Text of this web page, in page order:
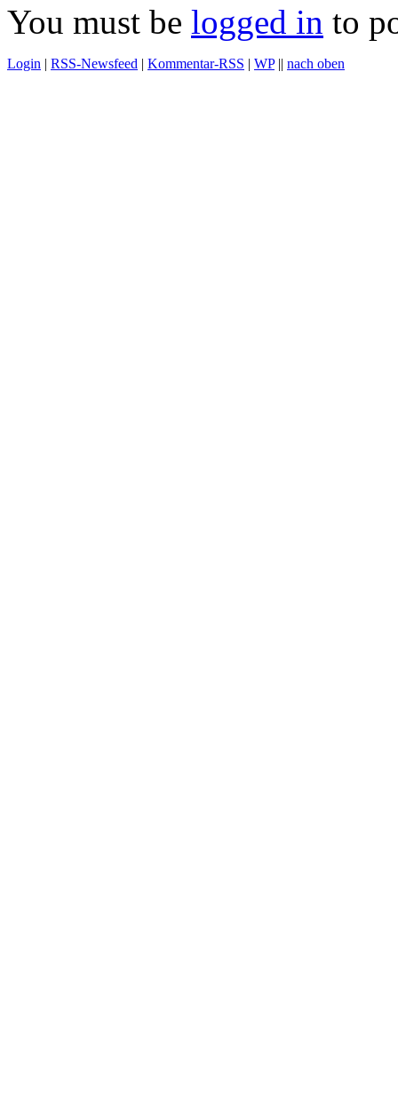
You must be logged in to
Login | RSS-Newsfeed | Kommentar-RSS | WP|| nach oben